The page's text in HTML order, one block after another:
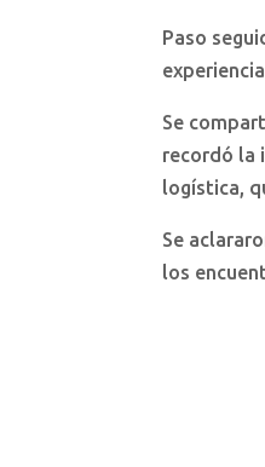
Paso
Se
recordó la
logística,
Se
los